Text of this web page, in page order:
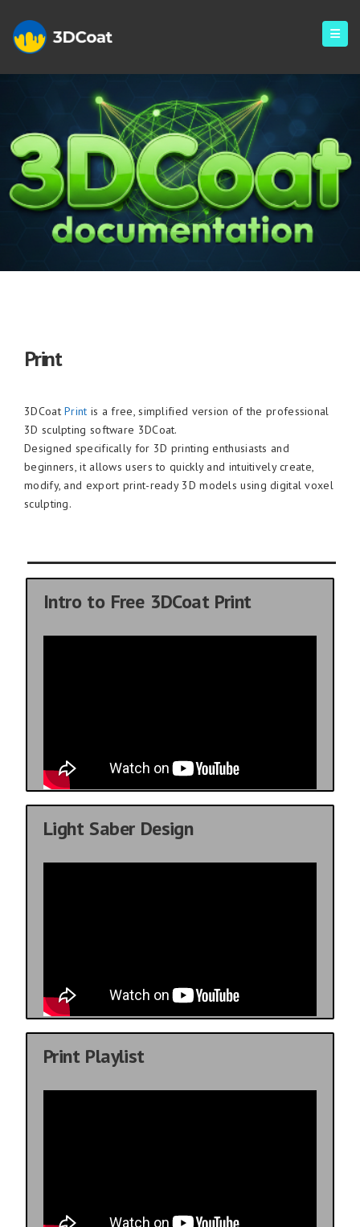
Print
Print
3DCoatPrint is a free, simplified version of the professional
3D sculpting software 3DCoat.
Designed specifically for 3D printing enthusiasts and
beginners, it allows users to quickly and intuitively create,
modify, and export print-ready 3D models using digital voxel
sculpting.
Intro to Free 3DCoat Print
Light Saber Design
Print Playlist